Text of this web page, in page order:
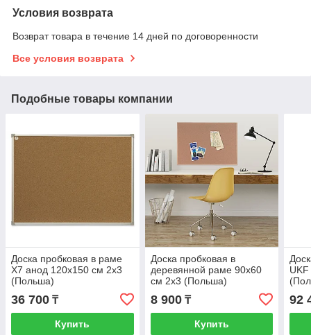
Условия возврата
Возврат товара в течение 14 дней по договоренности
Все условия возврата
Подобные товары компании
Доска пробковая в раме
X7 анод 120x150 см 2x3
(Польша)
36 700 ₸
Купить
Доска пробковая в
деревянной раме 90х60
см 2x3 (Польша)
8 900₸
Купить
92